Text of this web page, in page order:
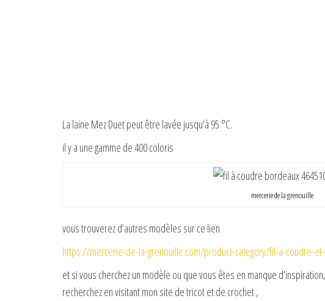
La laine Mez Duet peut être lavée jusqu’à 95 °C.
il y a une gamme de 400 coloris
mercerie de la grenouille
vous trouverez d’autres modèles sur ce lien
https://mercerie-de-la-grenouille.com/product-category/fil-a-coudre-
et si vous cherchez un modèle ou que vous êtes en manque
recherchez en visitant mon site de tricot et de crochet ,